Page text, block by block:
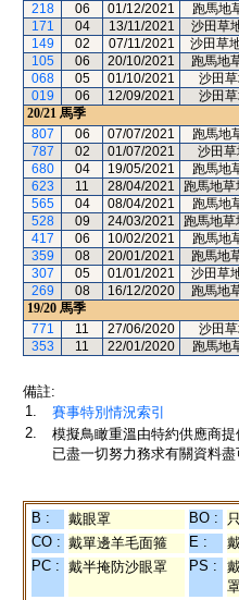
218
06 01/12/2021 跑馬地
171
04 13/11/2021 沙田草
149
02 07/11/2021 沙田草
105
06 20/10/2021 跑馬地
068
05 01/10/2021 沙田
019
06 12/09/2021 沙田
20/21 馬季
807
06 07/07/2021 跑馬地
787
02 01/07/2021 沙田
680
04 19/05/2021 跑馬地
623
11 28/04/2021 跑馬地
565
04 08/04/2021 跑馬地
528
09 24/03/2021 跑馬地
417
06 10/02/2021 跑馬地
359
08 20/01/2021 跑馬地
307
05 01/01/2021 沙田草
269
08 16/12/2020 跑馬地
19/20 馬季
771
11 27/06/2020 沙田
353
11 22/01/2020 跑馬地
備註:
1.
賽事特別情況索引
2.
模擬鳥瞰重溫由特約供應商
已盡一切努力務求有關資料
B : 戴眼罩 BO :
CO : 戴單邊羊毛面箍 E :
PC : 戴半掩防沙眼罩 PS :